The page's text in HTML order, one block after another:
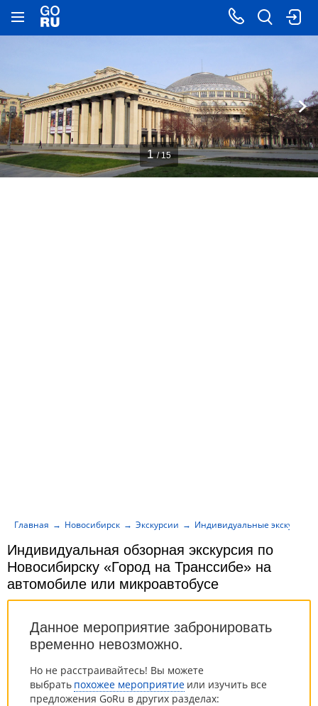
Данное мероприятие забронировать
временно невозможно.
Но не расстраивайтесь! Вы можете
выбрать похожее мероприятие или изучить все
предложения GoRu в других разделах:
Индивидуальная обзорная экскурсия по
Новосибирску «Город на Транссибе» на
автомобиле или микроавтобусе
Главная Новосибирск Экскурсии Индивидуальные экскурсии
1 / 15